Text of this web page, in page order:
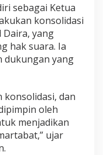
sebagai Ketua
konsolidasi
Daira, yang
hak suara. Ia
dukungan yang
konsolidasi, dan
oleh
menjadikan
ujar